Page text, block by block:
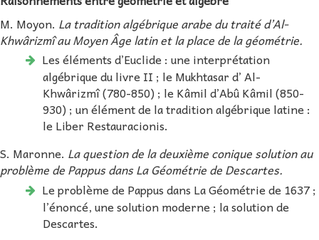
M. Moyon. La tradition algébrique arabe du traité d’Al-
Khwârizmî au Moyen Âge latin et la place de la géométrie.
Les éléments d’Euclide : une interprétation
algébrique du livre II ; le Mukhtasar d’ Al-
Khwârizmî (780-850) ; le Kâmil d’Abû Kâmil (850-
930) ; un élément de la tradition algébrique latine :
le Liber Restauracionis.
S. Maronne. La question de la deuxième conique solution au
problème de Pappus dans La Géométrie de Descartes.
Le problème de Pappus dans La Géométrie de 1637 ;
l’énoncé, une solution moderne ; la solution de
Descartes.